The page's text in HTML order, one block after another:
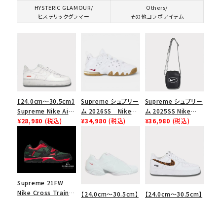
キーワードから探す
HYSTERIC GLAMOUR/
ヒステリックグラマー
Others/
その他コラボアイテム
【24.0cm～30.5cm】
Supreme Nike Air
Force 1 Low シュプ
ース１スニーカー シ
ューズ ホワイト
¥28,980 (税込)
Supreme シュプリー
ム 2026SS Nike
SB Air Max 2 CB 94
¥34,980 (税込)
Supreme シュプリー
ム 2025SS Nike
Leather Shoulder
¥36,980 (税込)
Supreme 21FW
Nike Cross Trainer
【24.0cm～30.5cm】
【24.0cm～30.5cm】